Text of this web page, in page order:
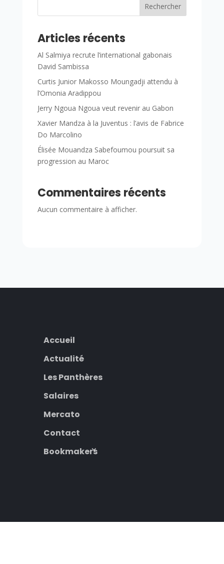
Rechercher
Articles récents
Al Salmiya recrute l’international gabonais
David Sambissa
Curtis Junior Makosso Moungadji attendu à
l’Omonia Aradippou
Jerry Ngoua Ngoua veut revenir au Gabon
Xavier Mandza à la Juventus : l’avis de Fabrice
Do Marcolino
Élisée Mouandza Sabefoumou poursuit sa
progression au Maroc
Commentaires récents
Aucun commentaire à afficher.
Accueil
Actualité
Les Panthères
Salaires
Mercato
Contact
Bookmakers